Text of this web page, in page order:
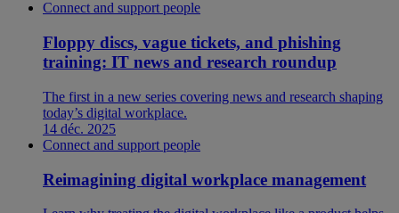
Connect and support people
Floppy discs, vague tickets, and phishing
training: IT news and research roundup
The first in a new series covering news and research shaping
today’s digital workplace.
14 déc. 2025
Connect and support people
Reimagining digital workplace management